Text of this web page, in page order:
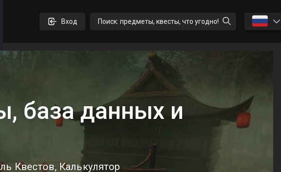
Вход Поиск: предметы, квесты, что угодно! 🇷🇺
база данных и
Квестов, Калькулятор